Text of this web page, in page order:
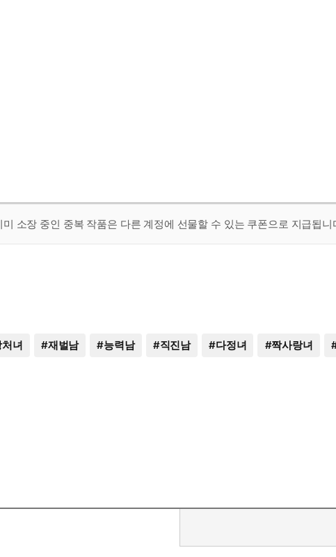
소장 중인 중복 작품은 다른 계정에 선물할 수 있는 쿠폰으로 지급됩니
녀 #재벌남 #능력남 #직진남 #다정녀 #짝사랑녀